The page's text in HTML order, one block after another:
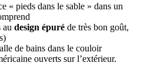
« pieds dans le sable » dans un
au design épuré de très bon goût,
de bains dans le couloir
ouverts sur l’extérieur.